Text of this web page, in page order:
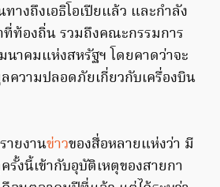
างถึงเอธิโอเปียแล้ว และกำลัง
ที่ท้องถิ่น รวมถึงคณะกรรมการ
าคมแห่งสหรัฐฯ โดยคาดว่าจะ
ความปลอดภัยเกี่ยวกับเครื่องบิน
ายงานข่าวของสื่อหลายแห่งว่า มี
รั้งนี้เข้ากับอุบัติเหตุของสายกา